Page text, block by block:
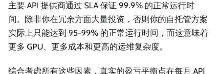
主要 API 提供商通过 SLA 保证 99.9% 的正常运行时
间。除非你在冗余方面大量投资，否则你的自托管方案
实际上只能达到 95-99% 的正常运行时间，而这意味着
更多 GPU、更多成本和更高的运维复杂度。
综合考虑所有这些因素，真实的盈亏平衡点在每月 API